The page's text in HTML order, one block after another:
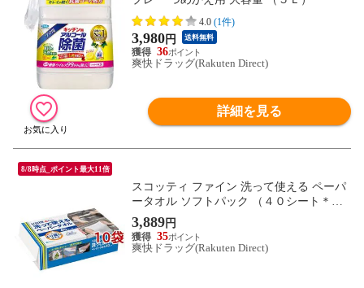
4.0 (1件)
3,980円 送料無料
36
爽快ドラッグ(Rakuten Direct)
詳細を見る
8/8時点_ポイント最大11倍
スコッティ ファイン 洗って使える ペーパ
ータオル ソフトパック （４０シート＊１
０袋セット）
3,889円
35
爽快ドラッグ(Rakuten Direct)